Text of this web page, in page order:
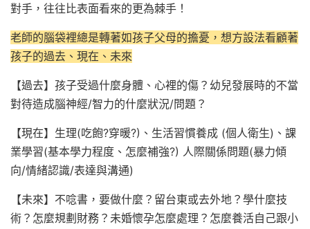
對手，往往比表面看來的更為棘手！
老師的腦袋裡總是轉著如孩子父母的擔憂，想方設法看顧著
孩子的過去、現在、未來
【過去】孩子受過什麼身體、心裡的傷？幼兒發展時的不當
對待造成腦神經/智力的什麼狀況/問題？
【現在】生理(吃飽?穿暖?)、生活習慣養成 (個人衛生)、課
業學習(基本學力程度、怎麼補強?) 人際關係問題(暴力傾
向/情緒認識/表達與溝通)
【未來】不唸書，要做什麼？留台東或去外地？學什麼技
術？怎麼規劃財務？未婚懷孕怎麼處理？怎麼養活自己跟小